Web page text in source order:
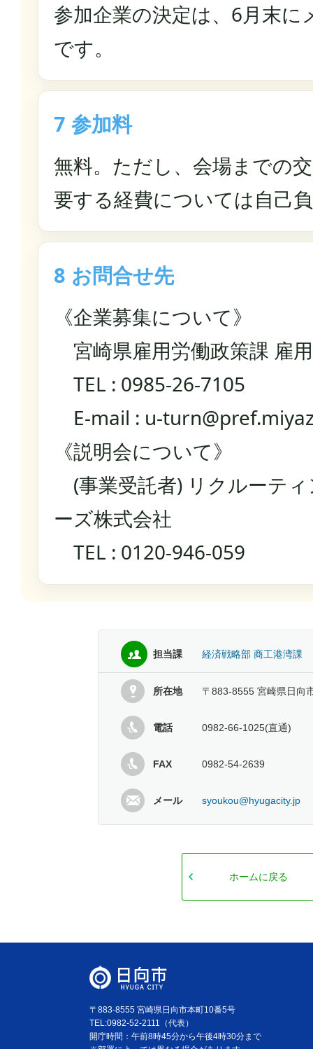
参加企業の決定は、6月末に
です。
7 参加料
無料。ただし、会場までの
要する経費については自己
8 お問合せ先
《企業募集について》
宮崎県雇用労働政策課 雇
TEL : 0985-26-7105
E-mail : u-
《説明会について》
(事業受託者) リクルーテ
ーズ株式会社
TEL : 0120-946-059
担当課 経済戦略部 商工港湾課
所在地 〒883-8555 宮崎県日向
電話 0982-66-1025(直通)
FAX 0982-54-2639
メール syoukou@hyugacity.jp
ホームに戻る
〒883-8555 宮崎県日向市本町10番5号
TEL:0982-52-2111（代表）
開庁時間：午前8時45分から午後4時30分まで